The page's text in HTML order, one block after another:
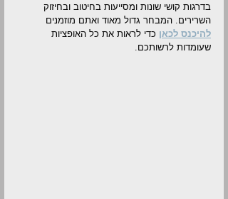
בדרגות קושי שונות ומסייעות בחיטוב ובחיזוק
השרירים. המבחר גדול מאוד ואתם מוזמנים
להיכנס לכאן כדי לראות את כל האופציות
שעומדות לרשותכם.